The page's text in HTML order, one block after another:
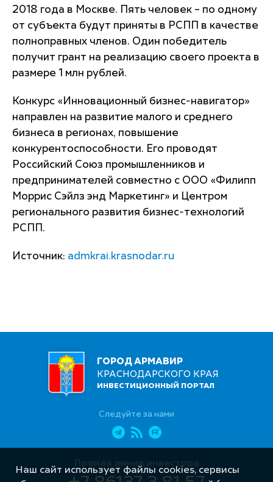
2018 года в Москве. Пять человек – по одному
от субъекта будут приняты в РСПП в качестве
полноправных членов. Один победитель
получит грант на реализацию своего проекта в
размере 1 млн рублей.
Конкурс «Инновационный бизнес-навигатор»
направлен на развитие малого и среднего
бизнеса в регионах, повышение
конкурентоспособности. Его проводят
Российский Союз промышленников и
предпринимателей совместно с ООО «Филипп
Моррис Сэйлз энд Маркетинг» и Центром
регионального развития бизнес-технологий
РСПП.
Источник: admkrai.krasnodar.ru
ГОРОД АРМАВИР
КРАСНОДАРСКОГО КРАЯ
ИНВЕСТИЦИОННЫЙ ПОРТАЛ
Следуйте за нами
Прямая линия инвестора
Наш сайт использует файлы cookies, сервисы